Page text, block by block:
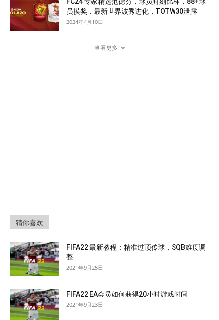
FC24 专家精选范德芬，球员时刻比林，88+球
员摸奖，最新世界波秀进化，TOTW30泄露
2024年4月10日
查看更多
猜你喜欢
FIFA22 最新教程：精准过顶传球，SQB难度调
整
2021年9月25日
FIFA22 EA会员如何获得20小时游戏时间
2021年9月23日